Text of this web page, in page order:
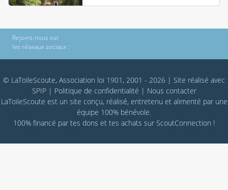
Rejoins-nous sur
les réseaux sociaux :
© LaToileScoute, Association loi 1901, 2001 - 2026 | Site réalisé avec
SPIP| Politique de confidentialité | Nous contacter
LaToileScoute est un site conçu, réalisé, entretenu et alimenté par une
équipe 100% bénévole.
100% financé par tes dons et tes achats sur ScoutConnection !